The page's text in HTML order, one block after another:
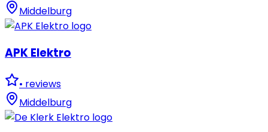
Middelburg
APK Elektro
• reviews
Middelburg